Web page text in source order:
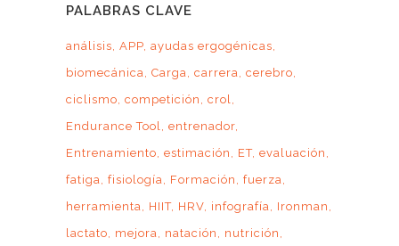
PALABRAS CLAVE
análisis APP ayudas ergogénicas
biomecánica
Carga carrera
cerebro
ciclismo competición
crol
Endurance Tool
entrenador
Entrenamiento estimación ET evaluación
fatiga
fisiología Formación
fuerza
herramienta
HIIT HRV infografía
Ironman
lactato
mejora natación
nutrición